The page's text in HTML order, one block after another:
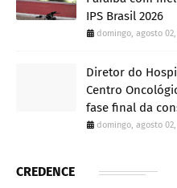
IPS Brasil 2026
domingo, agosto 02,
Diretor do
Centro
fase final da
domingo, agosto 02,
CREDENCE